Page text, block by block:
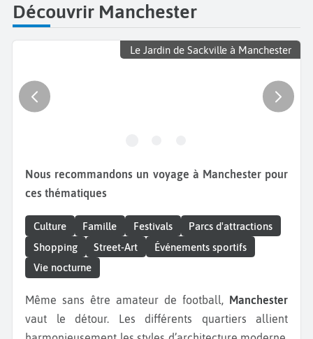
Découvrir Manchester
Le Jardin de Sackville à Manchester
Nous recommandons un voyage à Manchester pour
ces thématiques
Culture Famille Festivals
Parcs d'attractions
Shopping
Street-Art
Événements sportifs
Vie nocturne
Même sans être amateur de football, Manchester
vaut le détour. Les différents quartiers allient